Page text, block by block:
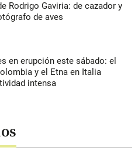
Rodrigo Gaviria: de cazador y
de aves
en erupción este sábado: el
y el Etna en Italia
intensa